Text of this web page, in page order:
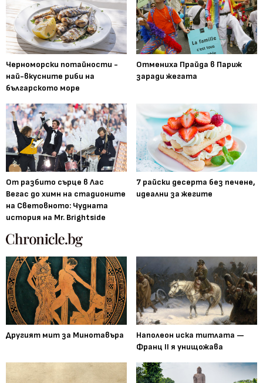
Черноморски потайности -
най-вкусните риби на
българското море
Отмениха Прайда в Париж
заради жегата
От разбито сърце в Лас
Вегас до химн на стадионите
на Световното: Чудната
история на Mr. Brightside
7 райски десерта без печене,
идеални за жегите
Другият мит за Минотавъра
Наполеон иска титлата —
Франц II я унищожава